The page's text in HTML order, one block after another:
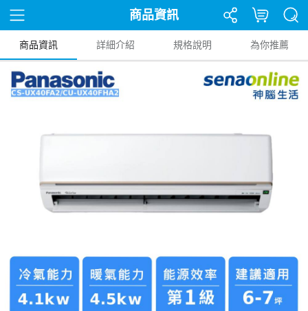
商品資訊
商品資訊 詳細介紹 規格說明 為你推薦